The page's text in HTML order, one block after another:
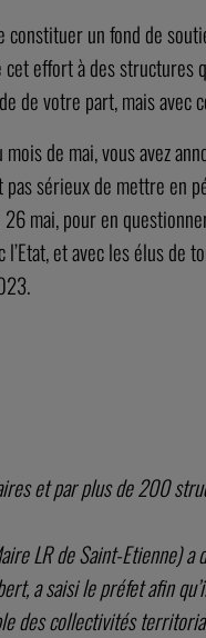
un fond de
effort à des
de votre part, mais avec
de mai, vous avez
sérieux de mettre en
mai, pour en
et avec les élus
et par plus de 200
LR de Saint-Etienne)
a saisi le préfet afin
des collectivités